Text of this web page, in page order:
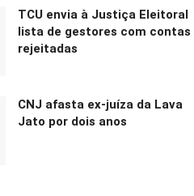
TCU envia à Justiça Eleitoral
lista de gestores com contas
rejeitadas
CNJ afasta ex-juíza da Lava
Jato por dois anos